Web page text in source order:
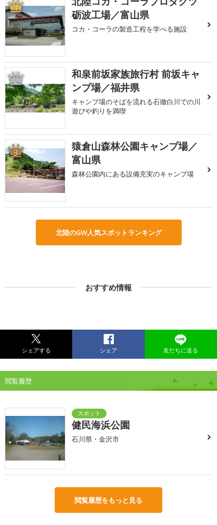
1
砺波工場／富山県
コカ・コーラの製造工程を学べる施設
2
和泉前坂家族旅行村 前坂キャ
ンプ場／福井県
キャンプ場のそばを流れる石徹白川での川
遊びや釣りを満喫
3
猿倉山森林公園キャンプ場／
富山県
森林公園内にある設備充実のキャンプ場
北陸のGW人気スポットランキング
おすすめ情報
シェアする シェア 友だちに送る
閲覧履歴
健民海浜公園
石川県・金沢市
閲覧履歴をもっと見る